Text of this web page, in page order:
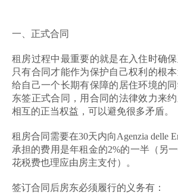
一、正式合同
租房过程中最重要的就是在入住时确保
只有合同才能作为保护自己权利的根
给自己一个长期有保障的居住环境的
东签正式合同，用合同的法律效力来
相互的正当权益，可以避免很多矛盾。
租房合同需要在30天内向Agenzia delle
承担的费用是年租金的2%的一半（另
花税费也理应由房主支付）。
签订合同后房东必须履行的义务有：